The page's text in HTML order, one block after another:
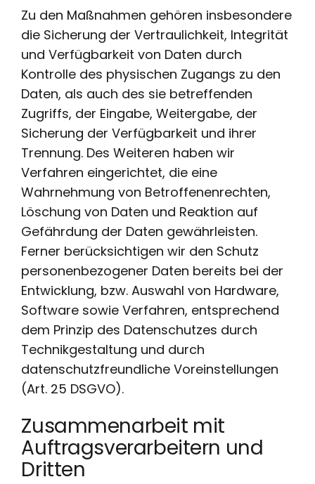
Zu den Maßnahmen gehören insbesondere
die Sicherung der Vertraulichkeit, Integrität
und Verfügbarkeit von Daten durch
Kontrolle des physischen Zugangs zu den
Daten, als auch des sie betreffenden
Zugriffs, der Eingabe, Weitergabe, der
Sicherung der Verfügbarkeit und ihrer
Trennung. Des Weiteren haben wir
Verfahren eingerichtet, die eine
Wahrnehmung von Betroffenenrechten,
Löschung von Daten und Reaktion auf
Gefährdung der Daten gewährleisten.
Ferner berücksichtigen wir den Schutz
personenbezogener Daten bereits bei der
Entwicklung, bzw. Auswahl von Hardware,
Software sowie Verfahren, entsprechend
dem Prinzip des Datenschutzes durch
Technikgestaltung und durch
datenschutzfreundliche Voreinstellungen
(Art. 25 DSGVO).
Zusammenarbeit mit
Auftragsverarbeitern und
Dritten